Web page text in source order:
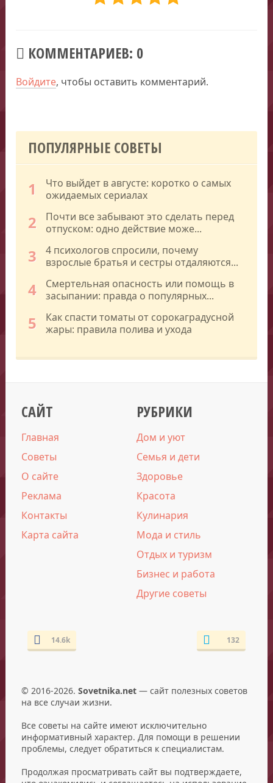
КОММЕНТАРИЕВ: 0
Войдите, чтобы оставить комментарий.
ПОПУЛЯРНЫЕ СОВЕТЫ
1
Что выйдет в августе: коротко о самых
ожидаемых сериалах
2
Почти все забывают это сделать перед
отпуском: одно действие може...
3
4 психологов спросили, почему
взрослые братья и сестры отдаляются...
4
Смертельная опасность или помощь в
засыпании: правда о популярных...
5
Как спасти томаты от сорокаградусной
жары: правила полива и ухода
САЙТ
Главная
Советы
О сайте
Реклама
Контакты
Карта сайта
РУБРИКИ
Дом и уют
Семья и дети
Здоровье
Красота
Кулинария
Мода и стиль
Отдых и туризм
Бизнес и работа
Другие советы
14.6k 132
© 2016-2026. Sovetnika.net— сайт полезных советов
на все случаи жизни.
Все советы на сайте имеют исключительно
информативный характер. Для помощи в решении
проблемы, следует обратиться к специалистам.
Продолжая просматривать сайт вы подтверждаете,